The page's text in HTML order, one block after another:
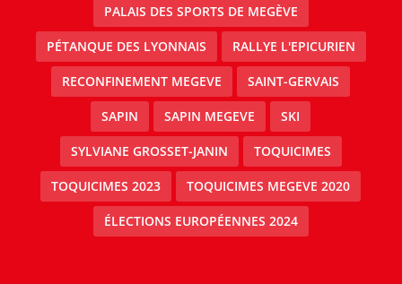
PALAIS DES SPORTS DE MEGÈVE
PÉTANQUE DES LYONNAIS RALLYE L'EPICURIEN
RECONFINEMENT MEGEVE SAINT-GERVAIS
SAPIN SAPIN MEGEVE SKI
SYLVIANE GROSSET-JANIN TOQUICIMES
TOQUICIMES 2023 TOQUICIMES MEGEVE 2020
ÉLECTIONS EUROPÉENNES 2024